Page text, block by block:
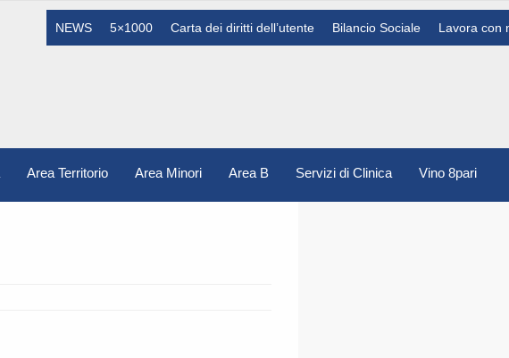
Lavora con
Bilancio Sociale
Carta dei diritti dell’utente
5×1000
NEWS
Area Territorio Area Minori Area B Servizi di Clinica Vino 8pari